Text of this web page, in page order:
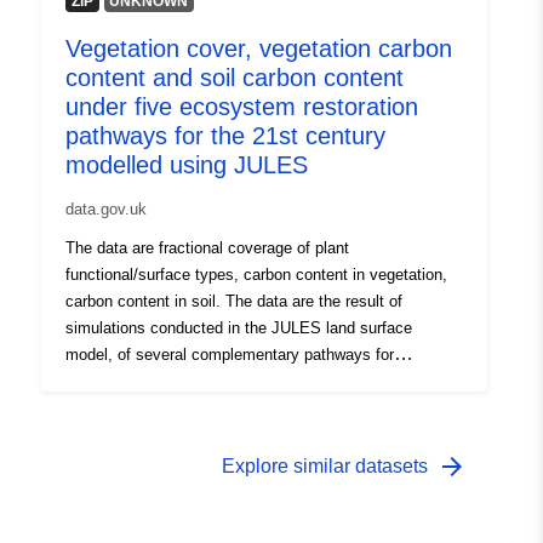
standardisiertes Darwin Core Archive veröffentlicht und
enthält für jede Beobachtung ein stabiles VorkommenID,
wissenschaftlichen Namen, Datum und Ort der
Beobachtung, sowie Informationen über lifeStage und
organismQuantity, sowie ergänzende Anmerkungen zur
Bestimmung und der Beobachtung selbst. Wir haben
diesen Datensatz unter einer CC0 1.0 Universal (CC0
(https://creativecommons.org/publicdomain/zero/1.0/)
öffentlich zugänglich gemacht.
Vegetation cover, vegetation carbon
content and soil carbon content
under five ecosystem restoration
pathways for the 21st century
modelled using JULES
data.gov.uk
The data are fractional coverage of plant
functional/surface types, carbon content in vegetation,
carbon content in soil. The data are the result of
simulations conducted in the JULES land surface
model, of several complementary pathways for
main simulation period of 2001-2100. This is followed by
Explore similar datasets arrow_forward